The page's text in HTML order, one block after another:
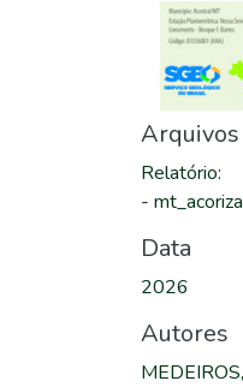
Arquivos
Relatório:
-
Data
2026
Autores